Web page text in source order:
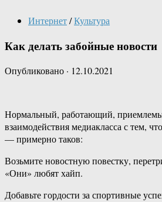
Интернет/Культура
Как делать забойные новости
Опубликовано · 12.10.2021
Нормальный, работающий,
взаимодействия медиакласса с тем,
— примерно таков:
Возьмите новостную повестку,
«Они» любят хайп.
Добавьте гордости за спортивные